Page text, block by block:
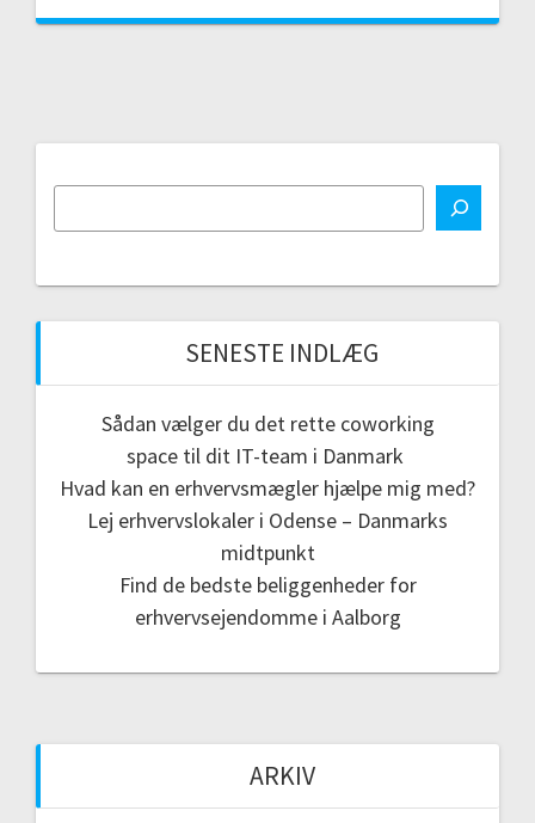
SENESTE INDLÆG
Sådan vælger du det rette coworking
space til dit IT-team i Danmark
Hvad kan en erhvervsmægler hjælpe mig med?
Lej erhvervslokaler i Odense – Danmarks
midtpunkt
Find de bedste beliggenheder for
erhvervsejendomme i Aalborg
ARKIV